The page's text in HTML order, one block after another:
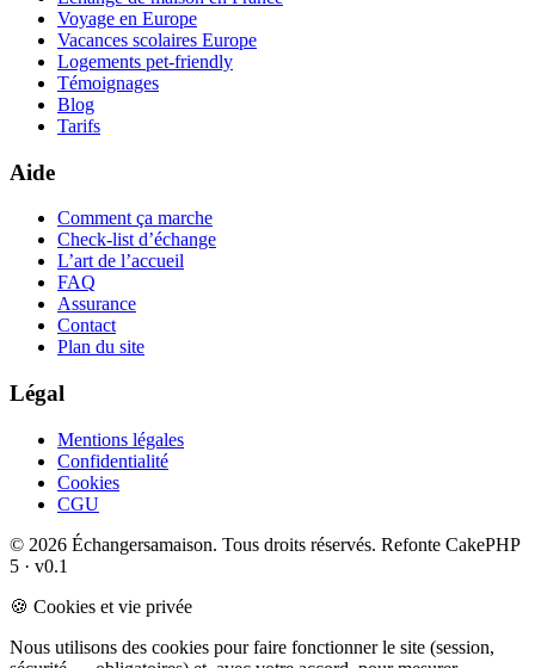
Voyage en Europe
Vacances scolaires Europe
Logements pet-friendly
Témoignages
Blog
Tarifs
Aide
Comment ça marche
Check-list d’échange
L’art de l’accueil
FAQ
Assurance
Contact
Plan du site
Légal
Mentions légales
Confidentialité
Cookies
CGU
© 2026 Échangersamaison. Tous droits réservés. Refonte CakePHP
5 · v0.1
🍪 Cookies et vie privée
Nous utilisons des cookies pour faire fonctionner le site (session,